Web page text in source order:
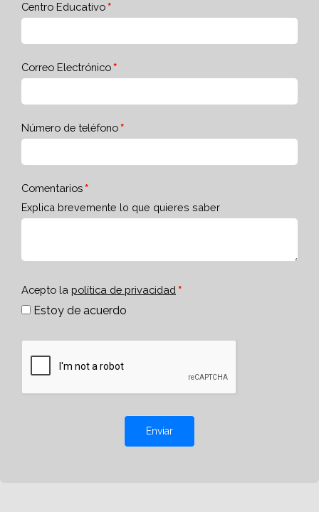
Centro Educativo
Correo Electrónico
Número de teléfono
Comentarios
Explica brevemente lo que quieres saber
Acepto la política de privacidad
Estoy de acuerdo
Enviar